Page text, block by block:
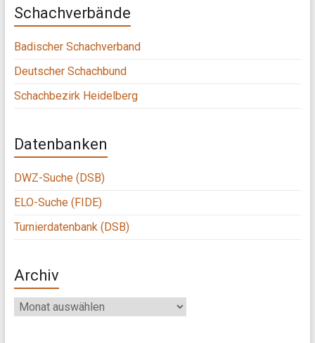
Schachverbände
Badischer Schachverband
Deutscher Schachbund
Schachbezirk Heidelberg
Datenbanken
DWZ-Suche (DSB)
ELO-Suche (FIDE)
Turnierdatenbank (DSB)
Archiv
Archiv